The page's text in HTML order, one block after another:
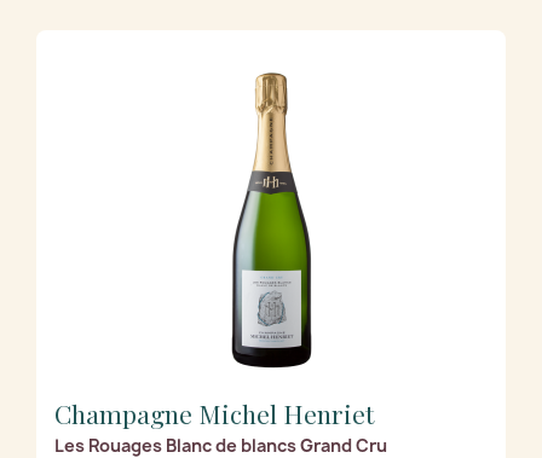
Champagne Michel Henriet
Les Rouages Blanc de blancs Grand Cru